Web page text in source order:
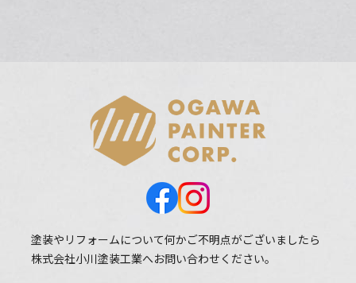
塗装やリフォームについて何かご不明点がございましたら
株式会社小川塗装工業へお問い合わせください。